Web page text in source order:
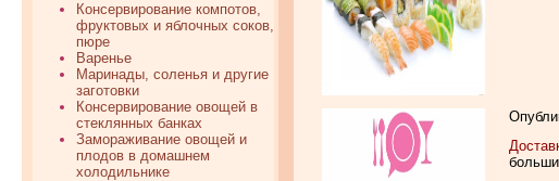
Консервирование компотов,
фруктовых и яблочных соков,
пюре
Варенье
Маринады, соленья и другие
заготовки
Консервирование овощей в
стеклянных банках
Замораживание овощей и
плодов в домашнем
холодильнике